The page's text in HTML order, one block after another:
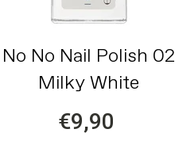
No No Nail Polish 02
Milky White
€9,90